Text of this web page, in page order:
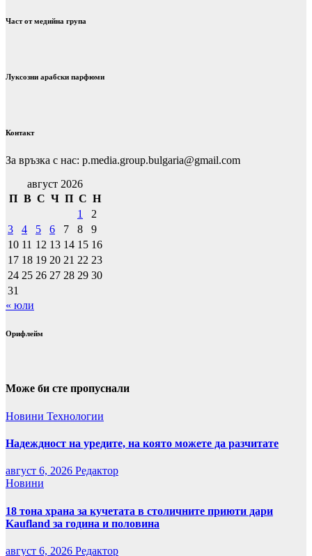
Част от медийна група
Луксозни арабски парфюми
Контакт
За връзка с нас: p.media.group.bulgaria@gmail.com
август 2026
П В С Ч П С Н
1
2
3
4 5 6 7 8
9
10 11 12 13 14 15 16
17 18 19 20 21 22 23
24 25 26 27 28 29 30
31
« юли
Орифлейм
Може би сте пропуснали
Новини Технологии
Надеждност на уредите, на която можете да разчитате
август 6, 2026 Редактор
Новини
18 тона храна за кучетата в столичните приюти дари
Kaufland за година и половина
август 6, 2026 Редактор